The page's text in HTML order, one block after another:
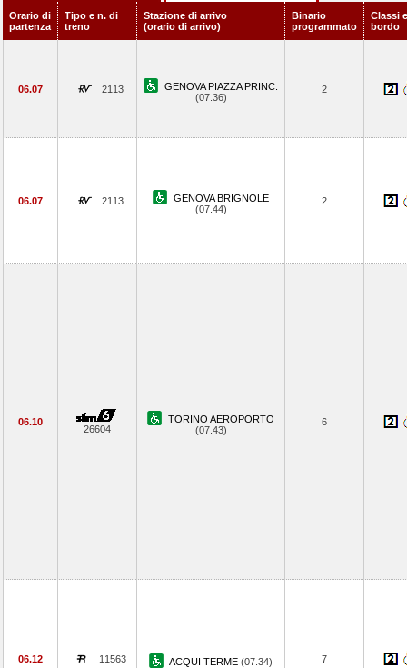
Orario di
partenza
Tipo e n. di
treno
Stazione di arrivo
(orario di arrivo)
Binario
programmato
Classi
bordo
06.07 2113
GENOVA PIAZZA PRINC.
(07.36)
2
06.07 2113
GENOVA BRIGNOLE
(07.44)
2
06.10
26604
TORINO AEROPORTO
(07.43)
6
06.12 11563 ACQUI TERME (07.34) 7